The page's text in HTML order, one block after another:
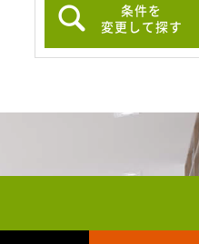
条件を
変更して探す